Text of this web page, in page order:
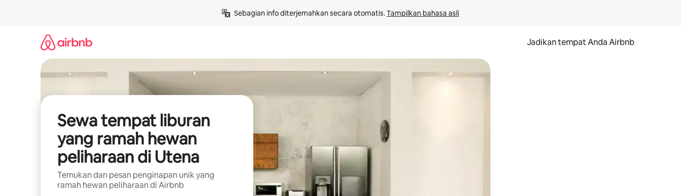
Sebagian info diterjemahkan secara otomatis. Tampilkan bahasa asli
Jadikan tempat Anda Airbnb
Sewa tempat liburan
yang ramah hewan
peliharaan di Utena
Temukan dan pesan penginapan unik yang
ramah hewan peliharaan di Airbnb